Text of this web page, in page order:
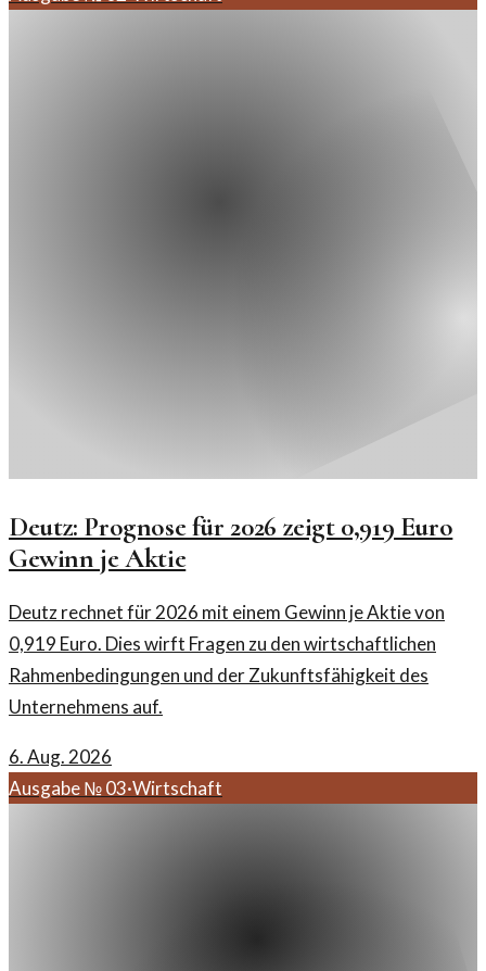
Deutz: Prognose für 2026 zeigt 0,919 Euro
Gewinn je Aktie
Deutz rechnet für 2026 mit einem Gewinn je Aktie von
0,919 Euro. Dies wirft Fragen zu den wirtschaftlichen
Rahmenbedingungen und der Zukunftsfähigkeit des
Unternehmens auf.
6. Aug. 2026
Ausgabe №03·Wirtschaft